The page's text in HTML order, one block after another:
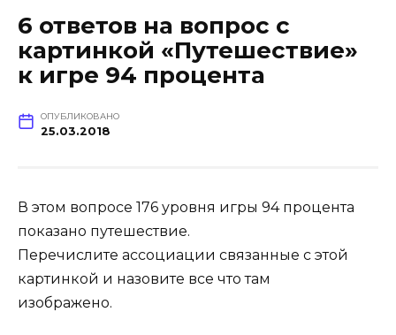
6 ответов на вопрос с
картинкой «Путешествие»
к игре 94 процента
ОПУБЛИКОВАНО
25.03.2018
В этом вопросе 176 уровня игры 94 процента
показано путешествие.
Перечислите ассоциации связанные с этой
картинкой и назовите все что там
изображено.